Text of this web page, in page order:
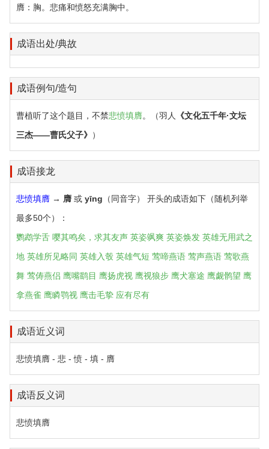
膺：胸。悲痛和愤怒充满胸中。
成语出处/典故
成语例句/造句
曹植听了这个题目，不禁悲愤填膺。（羽人
《文化五千年·文坛
三杰——曹氏父子》 ）
成语接龙
悲愤填膺 → 膺 或 yīng （同音字） 开头的成语如下（随机列举
最多50个）：
鹦鹉学舌 嘤其鸣矣，求其友声 英姿飒爽 英姿焕发 英雄无用武之
地 英雄所见略同 英雄入彀 英雄气短 莺啼燕语 莺声燕语 莺歌燕
舞 莺俦燕侣 鹰嘴鹞目 鹰扬虎视 鹰视狼步 鹰犬塞途 鹰觑鹘望 鹰
拿燕雀 鹰瞵鹗视 鹰击毛挚 应有尽有
成语近义词
悲愤填膺 - 悲 - 愤 - 填 - 膺
成语反义词
悲愤填膺